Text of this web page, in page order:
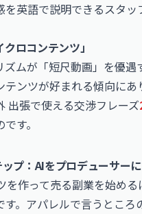
英語で説明できるスタ
ロコンテンツ」
ズムが「短尺動画」を優
ンツが好まれる傾向に
出張で使える交渉フレーズ
す。
プ：AIをプロデューサー
作って売る副業を始め
。アパレルで言うところ